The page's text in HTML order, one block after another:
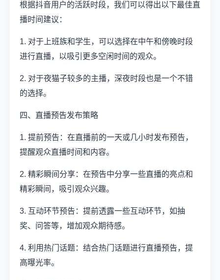
根据抖音用户的活跃时段，我们可以得出以下最佳直
播时间建议：
1. 对于上班族和学生，可以选择在中午和傍晚时段
进行直播，以吸引更多空闲时间的观众。
2. 对于夜猫子较多的主播，深夜时段也是一个不错
的选择。
四、直播预告发布策略
1. 提前预告：在直播前的一天或几小时发布预告，
提醒观众直播时间和内容。
2. 精彩瞬间分享：在预告中分享一些直播的亮点和
精彩瞬间，吸引观众兴趣。
3. 互动环节预告：提前透露一些互动环节，如抽
奖、问答等，增加观众期待感。
4. 利用热门话题：结合热门话题进行直播预告，提
高曝光率。